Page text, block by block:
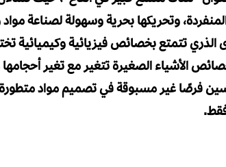
وتحريكها بحرية وسهولة لصناعة
الذري تتمتع بخصائص فيزيائية
الأشياء الصغيرة تتغير مع تغير أحجامها
فرصًا غير مسبوقة في تصميم مواد